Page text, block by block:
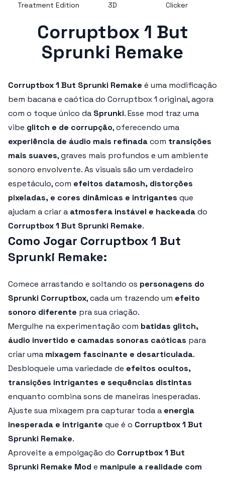
Treatment Edition
3D
Clicker
Corruptbox 1 But
Sprunki Remake
Corruptbox 1 But Sprunki Remake é uma modificação
bem bacana e caótica do Corruptbox 1 original, agora
com o toque único da Sprunki. Esse mod traz uma
vibe glitch e de corrupção, oferecendo uma
experiência de áudio mais refinadacom transições
mais suaves, graves mais profundos e um ambiente
sonoro envolvente. As visuais são um verdadeiro
espetáculo, com efeitos datamosh, distorções
pixeladas, e cores dinâmicas e intrigantes que
ajudam a criar a atmosfera instável e hackeadado
Corruptbox 1 But Sprunki Remake.
Como Jogar Corruptbox 1 But
Sprunki Remake:
Comece arrastando e soltando os personagens do
Sprunki Corruptbox, cada um trazendo um efeito
sonoro diferente pra sua criação.
Mergulhe na experimentação com batidas glitch,
áudio invertido e camadas sonoras caóticas para
criar uma mixagem fascinante e desarticulada.
Desbloqueie uma variedade de efeitos ocultos,
transições intrigantes e sequências distintas
enquanto combina sons de maneiras inesperadas.
Ajuste sua mixagem pra capturar toda a energia
inesperada e intrigante que é o Corruptbox 1 But
Sprunki Remake.
Aproveite a empolgação do Corruptbox 1 But
Sprunki Remake Mod e manipule a realidade com